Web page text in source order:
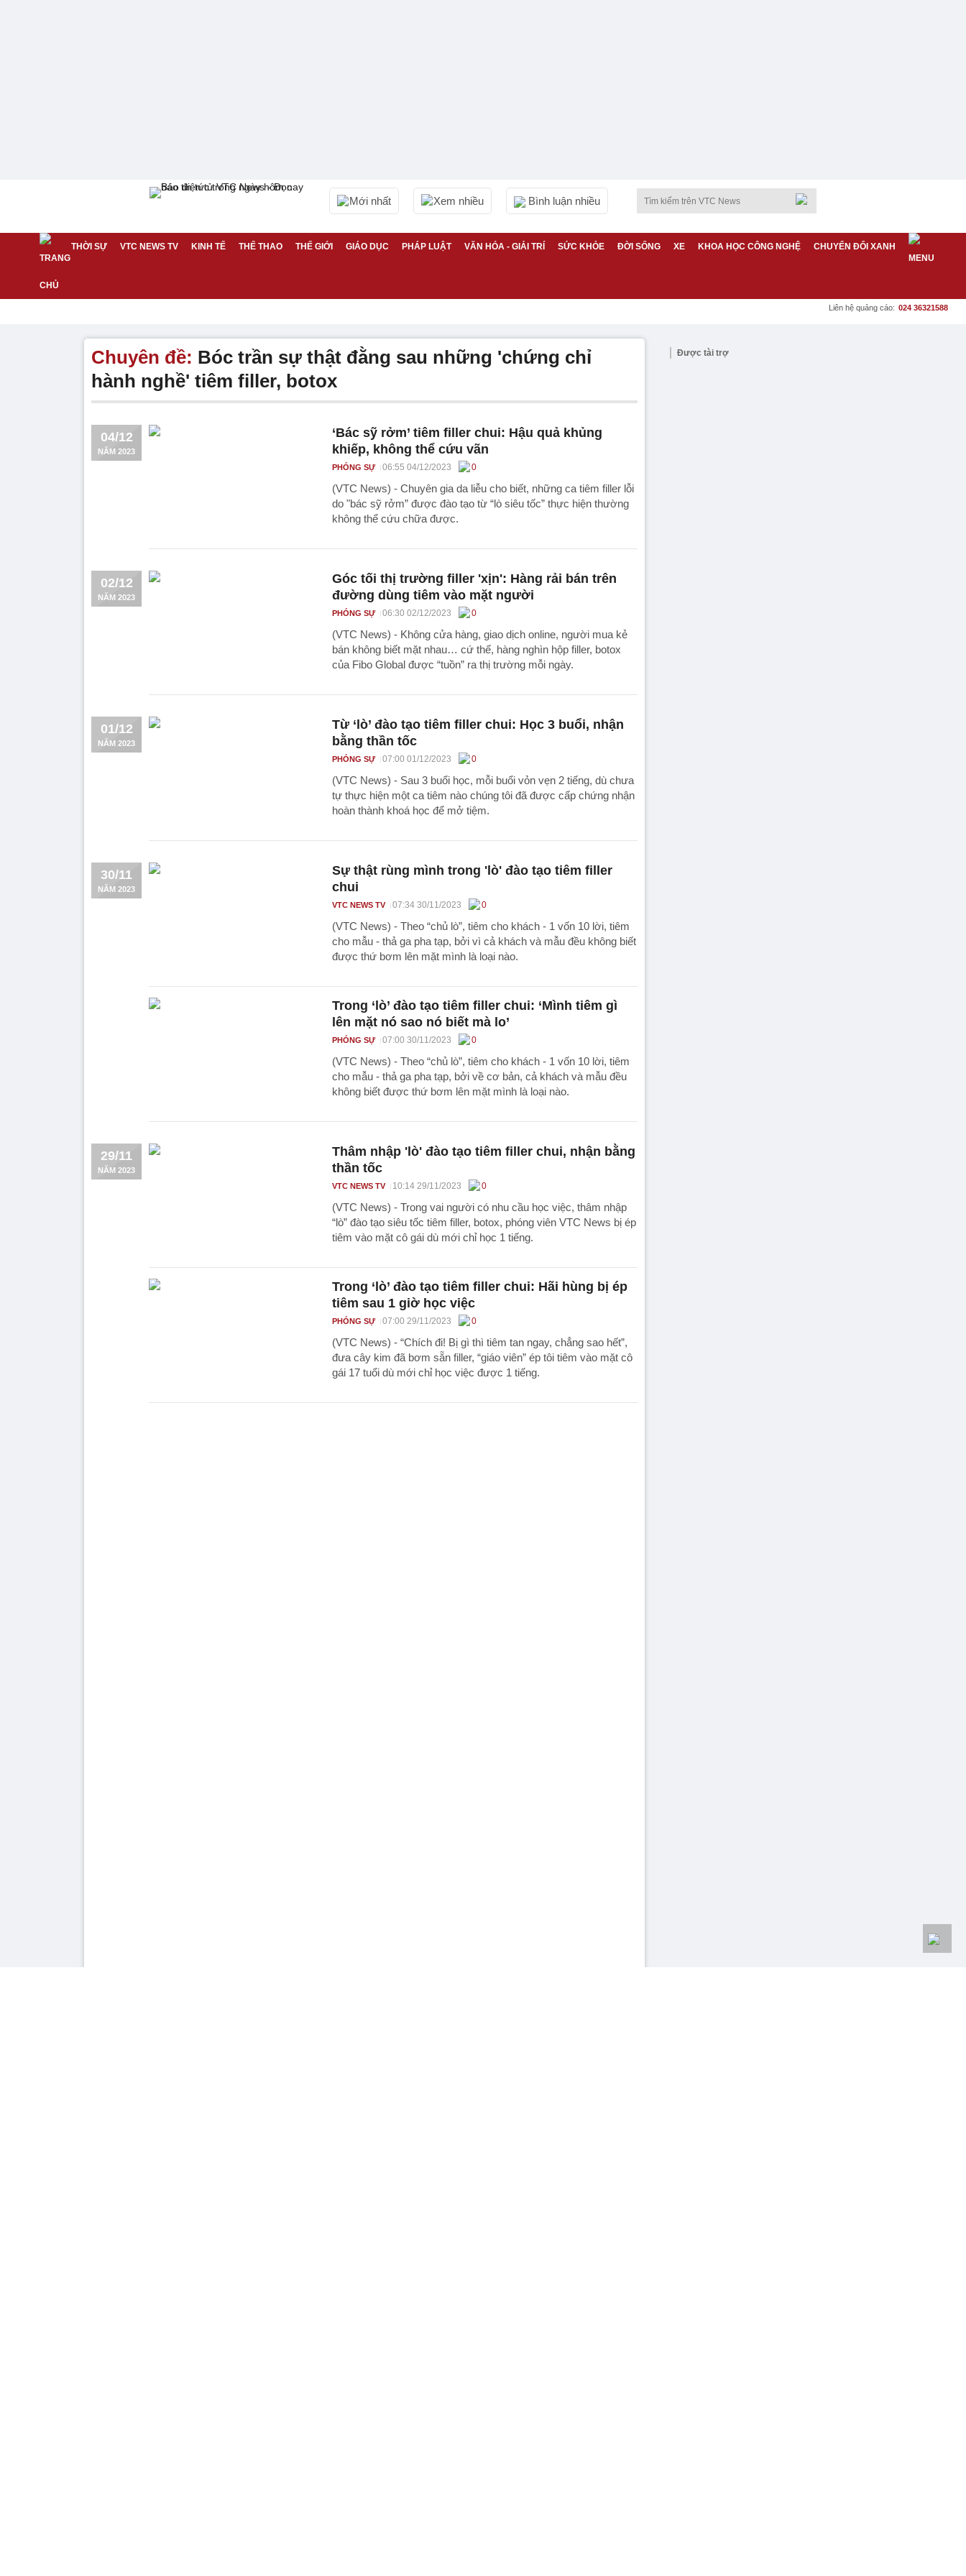
Mới nhất Xem nhiều Bình luận nhiều
THỜI SỰ VTC NEWS TV KINH TẾ THỂ THAO THẾ GIỚI GIÁO DỤC PHÁP LUẬT VĂN HÓA - GIẢI TRÍ SỨC KHỎE ĐỜI SỐNG XE KHOA HỌC CÔNG NGHỆ CHUYỂN ĐỔI XANH
Liên hệ quảng cáo: 024 36321588
Chuyên đề: Bóc trần sự thật đằng sau những 'chứng chỉ
hành nghề' tiêm filler, botox
04/12
NĂM 2023
‘Bác sỹ rởm’ tiêm filler chui: Hậu quả khủng
khiếp, không thể cứu vãn
PHÓNG SỰ 06:55 04/12/2023 0
(VTC News) - Chuyên gia da liễu cho biết, những ca tiêm filler lỗi
do "bác sỹ rởm” được đào tạo từ “lò siêu tốc” thực hiện thường
không thể cứu chữa được.
02/12
NĂM 2023
Góc tối thị trường filler 'xịn': Hàng rải bán trên
đường dùng tiêm vào mặt người
PHÓNG SỰ 06:30 02/12/2023 0
(VTC News) - Không cửa hàng, giao dịch online, người mua kẻ
bán không biết mặt nhau… cứ thế, hàng nghìn hộp filler, botox
của Fibo Global được “tuồn” ra thị trường mỗi ngày.
01/12
NĂM 2023
Từ ‘lò’ đào tạo tiêm filler chui: Học 3 buổi, nhận
bằng thần tốc
PHÓNG SỰ 07:00 01/12/2023 0
(VTC News) - Sau 3 buổi học, mỗi buổi vỏn vẹn 2 tiếng, dù chưa
tự thực hiện một ca tiêm nào chúng tôi đã được cấp chứng nhận
hoàn thành khoá học để mở tiệm.
30/11
NĂM 2023
Sự thật rùng mình trong 'lò' đào tạo tiêm filler
chui
VTC NEWS TV 07:34 30/11/2023 0
(VTC News) - Theo “chủ lò”, tiêm cho khách - 1 vốn 10 lời, tiêm
cho mẫu - thả ga pha tạp, bởi vì cả khách và mẫu đều không biết
được thứ bơm lên mặt mình là loại nào.
Trong ‘lò’ đào tạo tiêm filler chui: ‘Mình tiêm gì
lên mặt nó sao nó biết mà lo’
PHÓNG SỰ 07:00 30/11/2023 0
(VTC News) - Theo “chủ lò”, tiêm cho khách - 1 vốn 10 lời, tiêm
cho mẫu - thả ga pha tạp, bởi về cơ bản, cả khách và mẫu đều
không biết được thứ bơm lên mặt mình là loại nào.
29/11
NĂM 2023
Thâm nhập 'lò' đào tạo tiêm filler chui, nhận bằng
thần tốc
VTC NEWS TV 10:14 29/11/2023 0
(VTC News) - Trong vai người có nhu cầu học việc, thâm nhập
“lò” đào tạo siêu tốc tiêm filler, botox, phóng viên VTC News bị ép
tiêm vào mặt cô gái dù mới chỉ học 1 tiếng.
Trong ‘lò’ đào tạo tiêm filler chui: Hãi hùng bị ép
tiêm sau 1 giờ học việc
PHÓNG SỰ 07:00 29/11/2023 0
(VTC News) - “Chích đi! Bị gì thì tiêm tan ngay, chẳng sao hết”,
đưa cây kim đã bơm sẵn filler, “giáo viên” ép tôi tiêm vào mặt cô
gái 17 tuổi dù mới chỉ học việc được 1 tiếng.
Được tài trợ